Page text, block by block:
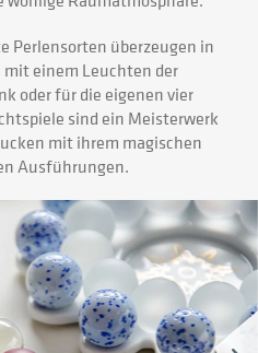
Perlensorten überzeugen in
einem Leuchten der
oder für die eigenen vier
sind ein Meisterwerk
mit ihrem magischen
Ausführungen.